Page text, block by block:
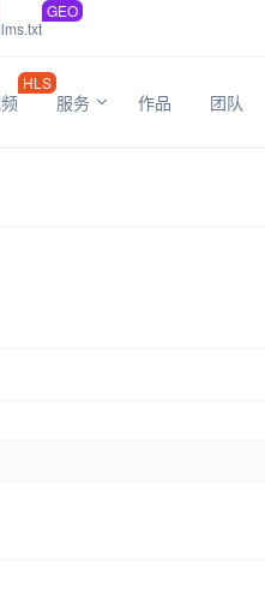
GEO
HLS
服务 作品 团队